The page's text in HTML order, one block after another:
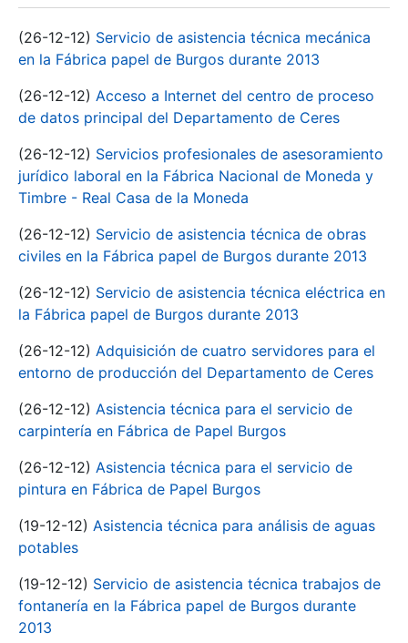
(26-12-12) Servicio de asistencia técnica mecánica
en la Fábrica papel de Burgos durante 2013
(26-12-12) Acceso a Internet del centro de proceso
de datos principal del Departamento de Ceres
(26-12-12) Servicios profesionales de asesoramiento
jurídico laboral en la Fábrica Nacional de Moneda y
Timbre - Real Casa de la Moneda
(26-12-12) Servicio de asistencia técnica de obras
civiles en la Fábrica papel de Burgos durante 2013
(26-12-12) Servicio de asistencia técnica eléctrica en
la Fábrica papel de Burgos durante 2013
(26-12-12) Adquisición de cuatro servidores para el
entorno de producción del Departamento de Ceres
(26-12-12) Asistencia técnica para el servicio de
carpintería en Fábrica de Papel Burgos
(26-12-12) Asistencia técnica para el servicio de
pintura en Fábrica de Papel Burgos
(19-12-12) Asistencia técnica para análisis de aguas
potables
(19-12-12) Servicio de asistencia técnica trabajos de
fontanería en la Fábrica papel de Burgos durante
2013